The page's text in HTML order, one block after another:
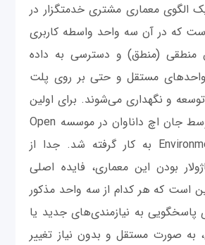
الگوی معماری مشتری خدمتگزار در
است که در آن سه واحد واسطه کاربری
منطقی (منطق) و دسترسی به داده
مستقل و حتی بر روی پلت
و نگهداری می‌شوند. برای اولین
بار این معماری توسط جان اچ داناوان در موسسه Open
Environment Corporation به کار گرفته شد. جدا از
بودن این معماری، فایده اصلی
است که هر کدام از سه واحد مذکور
پاسخگویی به نیازمندی‌های جدید یا
به صورت مستقل و بدون نیاز تغییر